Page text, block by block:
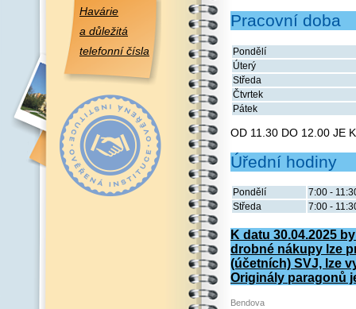
Havárie
a důležitá
telefonní čísla
Pracovní doba
Pondělí
Úterý
Středa
Čtvrtek
Pátek
OD 11.30 DO 12.00 JE
Úřední hodiny
Pondělí
7:00 -
Středa
7:00 -
K datu 30.04.2025
drobné nákupy lze
(účetních) SVJ, lze
Originály paragonů
Bendova